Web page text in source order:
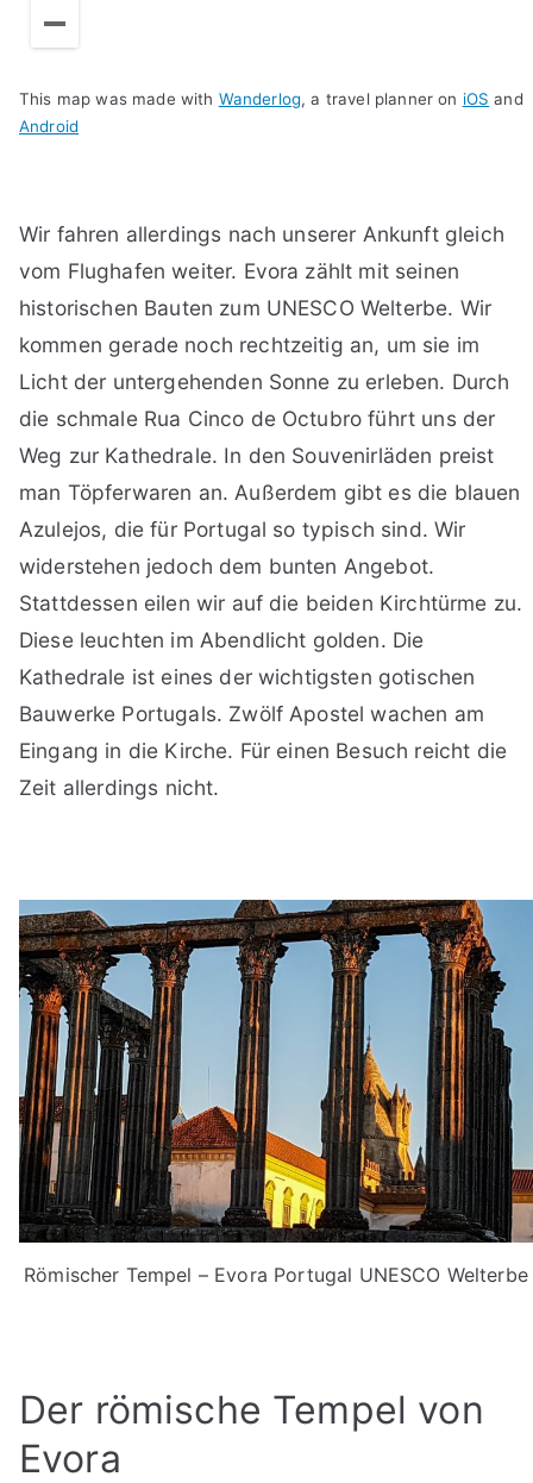
This map was made with Wanderlog, a travel planner on iOS and
Android
Wir fahren allerdings nach unserer Ankunft gleich
vom Flughafen weiter. Evora zählt mit seinen
historischen Bauten zum UNESCO Welterbe. Wir
kommen gerade noch rechtzeitig an, um sie im
Licht der untergehenden Sonne zu erleben. Durch
die schmale Rua Cinco de Octubro führt uns der
Weg zur Kathedrale. In den Souvenirläden preist
man Töpferwaren an. Außerdem gibt es die blauen
Azulejos, die für Portugal so typisch sind. Wir
widerstehen jedoch dem bunten Angebot.
Stattdessen eilen wir auf die beiden Kirchtürme zu.
Diese leuchten im Abendlicht golden. Die
Kathedrale ist eines der wichtigsten gotischen
Bauwerke Portugals. Zwölf Apostel wachen am
Eingang in die Kirche. Für einen Besuch reicht die
Zeit allerdings nicht.
Römischer Tempel – Evora Portugal UNESCO Welterbe
Der römische Tempel von
Evora